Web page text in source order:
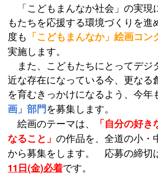
「こどもまんなか社会」の実現
もたちを応援する環境づくりを進
度も 「こどもまんなか」絵画コン
実施します。
また、こどもたちにとってデジ
近な存在になっている今、更なる
を育むきっかけになるよう、今年
画」部門を募集します。
絵画のテーマは、
「自分の好
なること」 の作品を、全道の小・
から募集をします。 応募の締切
11日(金)必着です。